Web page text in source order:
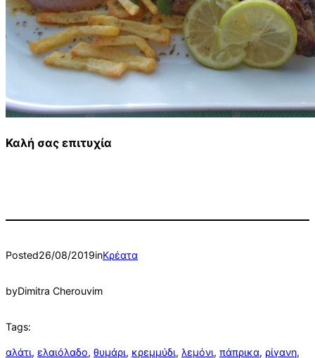
Καλή σας επιτυχία
Posted26/08/2019inΚρέατα
byDimitra Cherouvim
Tags:
αλάτι, ελαιόλαδο, θυμάρι, κρεμμύδι, λεμόνι, πάπρικα, ρίγανη